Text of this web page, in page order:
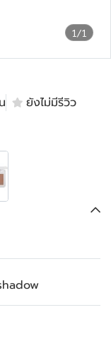
1/1
ยังไม่มีรีวิว